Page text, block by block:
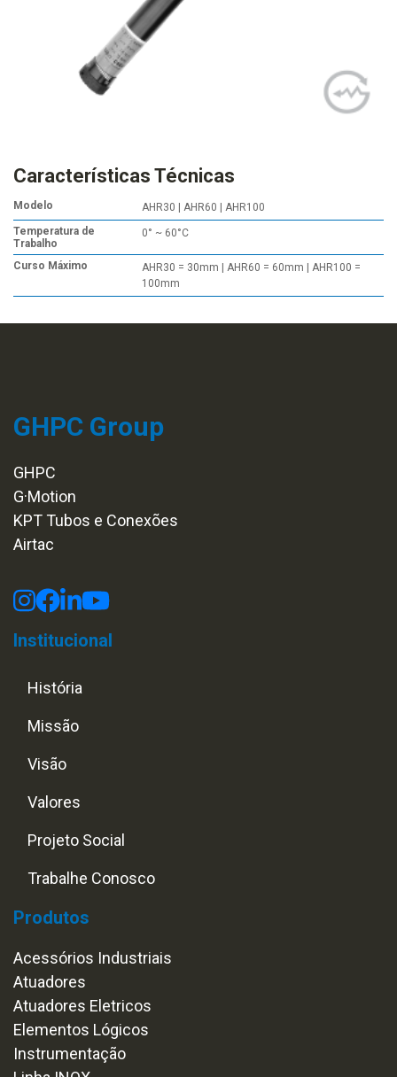
Características Técnicas
Modelo
AHR30 | AHR60 | AHR100
Temperatura de
Trabalho
0° ~ 60°C
Curso Máximo
AHR30 = 30mm | AHR60 = 60mm | AHR100 =
100mm
GHPC Group
GHPC
G·Motion
KPT Tubos e Conexões
Airtac
Institucional
História
Missão
Visão
Valores
Projeto Social
Trabalhe Conosco
Produtos
Acessórios Industriais
Atuadores
Atuadores Eletricos
Elementos Lógicos
Instrumentação